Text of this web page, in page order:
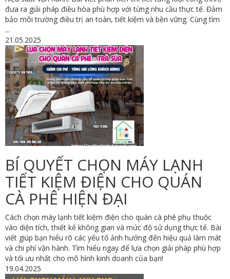
đưa ra giải pháp điều hòa phù hợp với từng nhu cầu thực tế. Đảm
bảo môi trường điều trị an toàn, tiết kiệm và bền vững. Cùng tìm
...
21.05.2025
BÍ QUYẾT CHỌN MÁY LẠNH
TIẾT KIỆM ĐIỆN CHO QUÁN
CÀ PHÊ HIỆN ĐẠI
Cách chọn máy lạnh tiết kiệm điện cho quán cà phê phụ thuộc
vào diện tích, thiết kế không gian và mức độ sử dụng thực tế. Bài
viết giúp bạn hiểu rõ các yếu tố ảnh hưởng đến hiệu quả làm mát
và chi phí vận hành. Tìm hiểu ngay để lựa chọn giải pháp phù hợp
và tối ưu nhất cho mô hình kinh doanh của bạn!
19.04.2025